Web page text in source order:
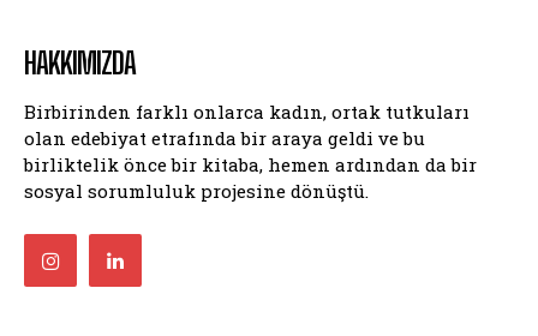
HAKKIMIZDA
Birbirinden farklı onlarca kadın, ortak tutkuları
olan edebiyat etrafında bir araya geldi ve bu
birliktelik önce bir kitaba, hemen ardından da bir
sosyal sorumluluk projesine dönüştü.